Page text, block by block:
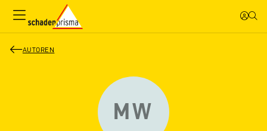
AUTOREN
MW